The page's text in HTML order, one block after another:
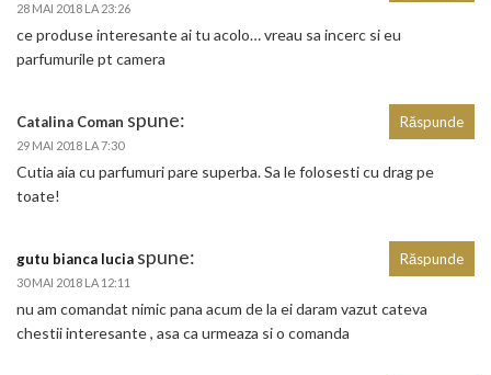
28 MAI 2018 LA 23:26
ce produse interesante ai tu acolo… vreau sa incerc si eu
parfumurile pt camera
Catalina Coman spune:
29 MAI 2018 LA 7:30
Cutia aia cu parfumuri pare superba. Sa le folosesti cu drag pe
toate!
Răspunde
gutu bianca lucia spune:
30 MAI 2018 LA 12:11
nu am comandat nimic pana acum de la ei daram vazut cateva
chestii interesante , asa ca urmeaza si o comanda
Răspunde